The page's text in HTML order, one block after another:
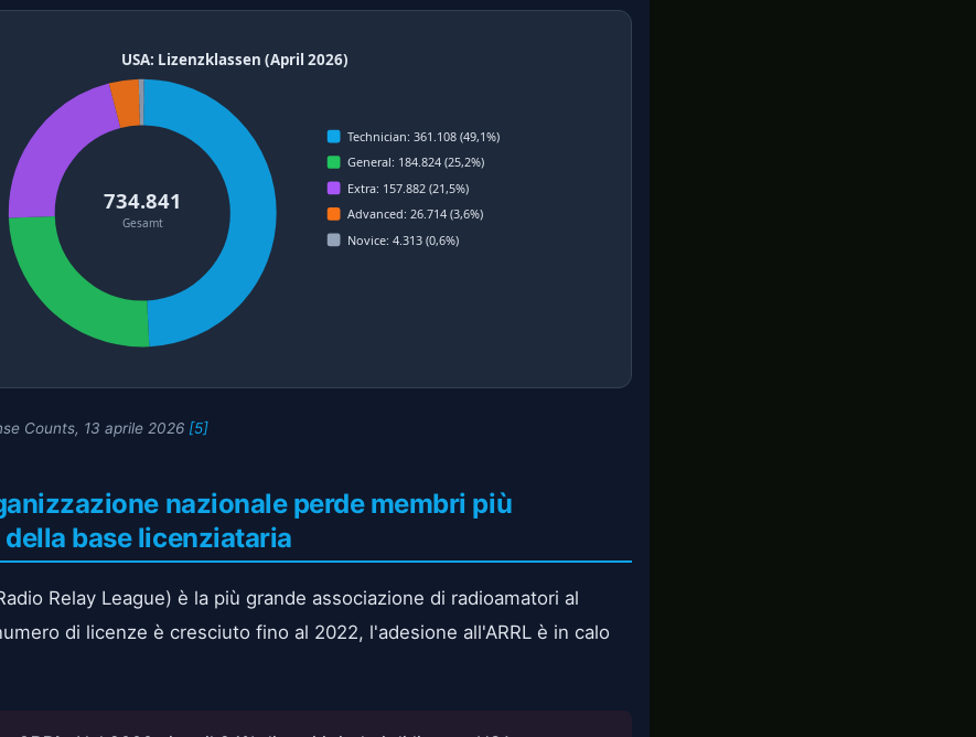
USA: Lizenzklassen (April 2026)
734.841
Gesamt
Technician: 361.108 (49,1%)
General: 184.824 (25,2%)
Extra: 157.882 (21,5%)
Advanced: 26.714 (3,6%)
Novice: 4.313 (0,6%)
Counts, 13 aprile 2026 [5]
nazionale perde membri più
base licenziataria
Relay League) è la più grande associazione di radioamatori al
di licenze è cresciuto fino al 2022, l'adesione all'ARRL è in calo